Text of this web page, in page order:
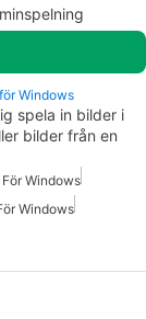
Windows
spela in bilder i
bilder från en
Windows
Windows